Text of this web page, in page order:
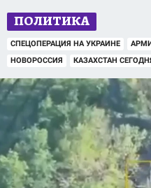
ПОЛИТИКА
СПЕЦОПЕРАЦИЯ НА УКРАИНЕ
НОВОРОССИЯ
КАЗАХСТАН